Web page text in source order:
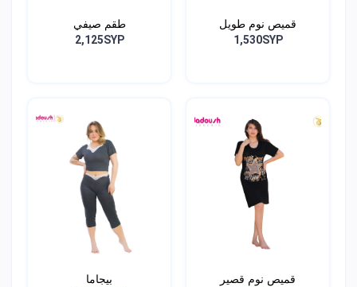
قميص نوم طويل
1,530SYP
طقم صيفي
2,125SYP
قميص نوم قصير بيجاما